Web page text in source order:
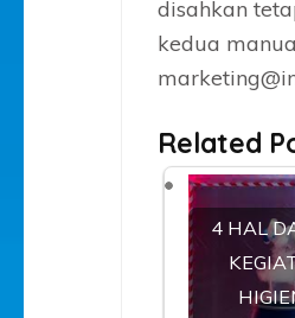
disahkan
kedua
Related
4 HAL